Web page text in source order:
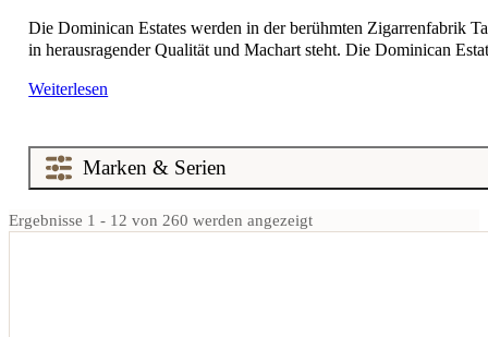
Die Dominican Estates werden in der berühmten Zigarrenfabrik
in herausragender Qualität und Machart steht. Die Dominican
Weiterlesen
Ergebnisse 1 - 12 von 260 werden angezeigt